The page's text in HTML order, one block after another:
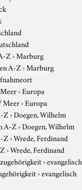
Z›Marburg
A-Z›Marburg
›Europa
Meer›Europa
Z›Doegen, Wilhelm
A-Z›Doegen, Wilhelm
Z›Wrede, Ferdinand
›Wrede, Ferdinand
›evangelisch
›evangelisch